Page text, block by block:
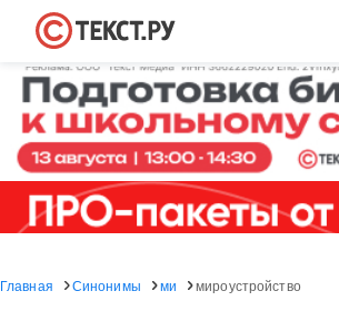
Главная Синонимы ми мироустройство